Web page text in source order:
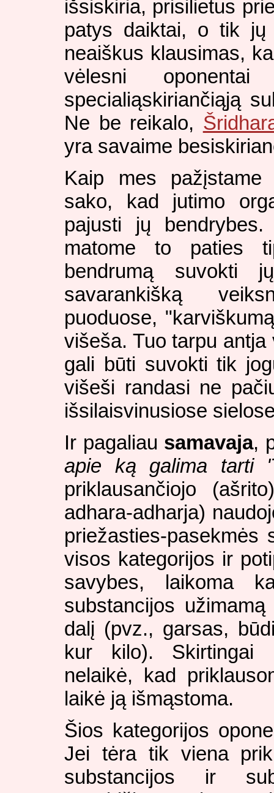
išsiskiria, prisilietus
patys daiktai, o tik
neaiškus klausimas,
vėlesni
specialiąskiriančiąją
Ne be reikalo,
yra savaime
Kaip mes pažįstame
sako, kad jutimo
pajusti jų
matome to paties
bendrumą suvokti
savarankišką
puoduose,
višeša. Tuo tarpu
gali būti suvokti tik
višeši randasi ne
išsilaisvinusiose
Ir pagaliau samavaja,
apie ką galima tarti
priklausančiojo
adhara-adharja)
priežasties-pasekmės
visos kategorijos ir
savybes, laikoma
substancijos
dalį (pvz., garsas,
kur kilo). Skirtingai
nelaikė, kad
laikė ją išmąstoma.
Šios kategorijos
Jei tėra tik viena
substancijos ir